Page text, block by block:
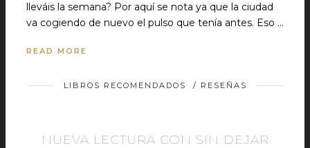
lleváis la semana? Por aquí se nota ya que la ciudad
va cogiendo de nuevo el pulso que tenía antes. Eso …
READ MORE
LIBROS RECOMENDADOS / RESEÑAS
NUEVA LECTURA CON SIN DEJAR